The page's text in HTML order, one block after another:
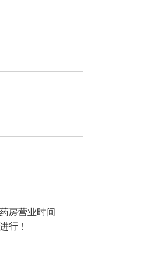
房营业时间
行！